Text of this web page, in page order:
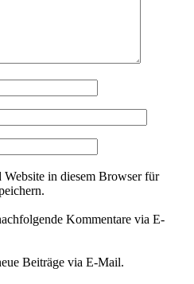
in diesem Browser für
Kommentare via E-
Beiträge via E-Mail.